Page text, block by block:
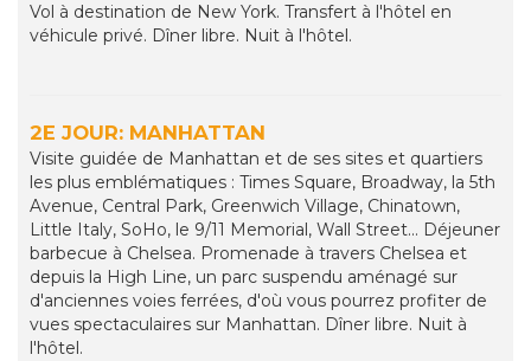
Vol à destination de New York. Transfert à l'hôtel en
véhicule privé. Dîner libre. Nuit à l'hôtel.
2E JOUR: MANHATTAN
Visite guidée de Manhattan et de ses sites et quartiers
les plus emblématiques : Times Square, Broadway, la 5th
Avenue, Central Park, Greenwich Village, Chinatown,
Little Italy, SoHo, le 9/11 Memorial, Wall Street... Déjeuner
barbecue à Chelsea. Promenade à travers Chelsea et
depuis la High Line, un parc suspendu aménagé sur
d'anciennes voies ferrées, d'où vous pourrez profiter de
vues spectaculaires sur Manhattan. Dîner libre. Nuit à
l'hôtel.